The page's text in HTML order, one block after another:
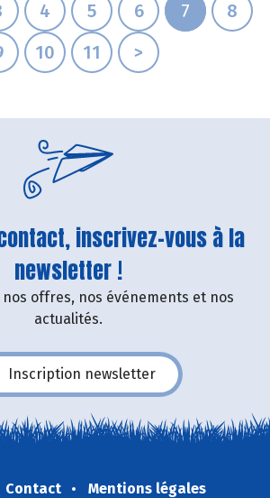
4 5 6 7
8
10 11 >
inscrivez-vous à la
newsletter !
offres, nos événements et nos
actualités.
Inscription newsletter
Contact
Mentions légales